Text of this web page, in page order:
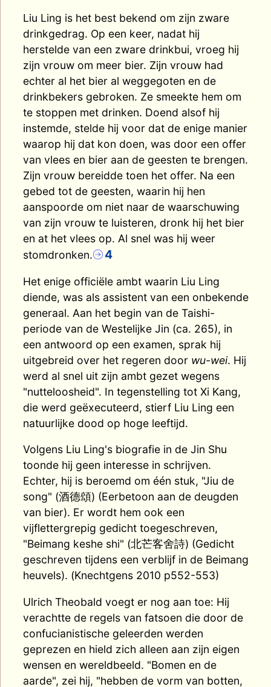
Liu Ling is het best bekend om zijn zware
drinkgedrag. Op een keer, nadat hij
herstelde van een zware drinkbui, vroeg hij
zijn vrouw om meer bier. Zijn vrouw had
echter al het bier al weggegoten en de
drinkbekers gebroken. Ze smeekte hem om
te stoppen met drinken. Doend alsof hij
instemde, stelde hij voor dat de enige manier
waarop hij dat kon doen, was door een offer
van vlees en bier aan de geesten te brengen.
Zijn vrouw bereidde toen het offer. Na een
gebed tot de geesten, waarin hij hen
aanspoorde om niet naar de waarschuwing
van zijn vrouw te luisteren, dronk hij het bier
en at het vlees op. Al snel was hij weer
stomdronken.
4
Het enige officiële ambt waarin Liu Ling
diende, was als assistent van een onbekende
generaal. Aan het begin van de Taishi-
periode van de Westelijke Jin (ca. 265), in
een antwoord op een examen, sprak hij
uitgebreid over het regeren door wu-wei. Hij
werd al snel uit zijn ambt gezet wegens
"nutteloosheid". In tegenstelling tot Xi Kang,
die werd geëxecuteerd, stierf Liu Ling een
natuurlijke dood op hoge leeftijd.
Volgens Liu Ling's biografie in de Jin Shu
toonde hij geen interesse in schrijven.
Echter, hij is beroemd om één stuk, "Jiu de
song" (酒德頌) (Eerbetoon aan de deugden
van bier). Er wordt hem ook een
vijflettergrepig gedicht toegeschreven,
"Beimang keshe shi" (北芒客舍詩) (Gedicht
geschreven tijdens een verblijf in de Beimang
heuvels). (Knechtgens 2010 p552-553)
Ulrich Theobald voegt er nog aan toe: Hij
verachtte de regels van fatsoen die door de
confucianistische geleerden werden
geprezen en hield zich alleen aan zijn eigen
wensen en wereldbeeld. "Bomen en de
aarde", zei hij, "hebben de vorm van botten,